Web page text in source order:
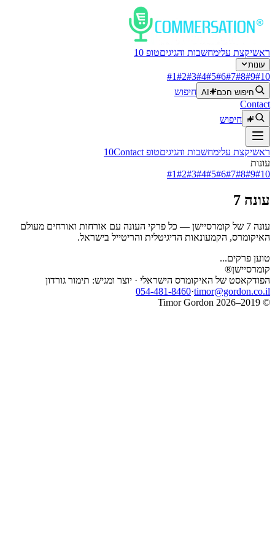
ראשיקצת עלימחשבות והגיגיםטופ 10
עונות
#1#2#3#4#5#6#7#8#9#10
חיפוש חכם AI חיפוש
Contact
חיפוש
ראשיקצת עלימחשבות והגיגיםטופ 10 Contact
עונות
#1#2#3#4#5#6#7#8#9#10
עונה 7
עונה 7 של קומרסיישן — כל פרקי העונה עם אורחות ואורחים מעולם
האיקומרס, הקמעונאות הדיגיטלית והריטייל בישראל.
טוען פרקים...
קומרסיישן®
הפודקאסט של האיקומרס הישראלי · יוצר ומגיש: תימור גורדון
timor@gordon.co.il
·
054-481-8460
© 2019–2026 Timor Gordon